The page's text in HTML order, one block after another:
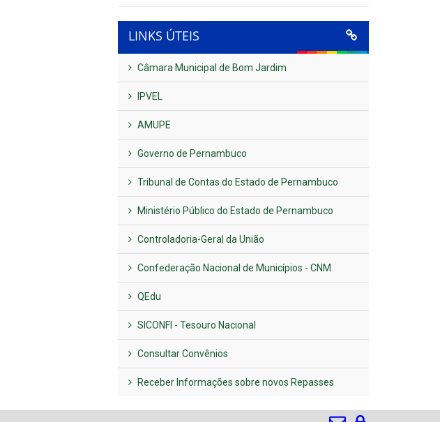
LINKS ÚTEIS
Câmara Municipal de Bom Jardim
IPVEL
AMUPE
Governo de Pernambuco
Tribunal de Contas do Estado de Pernambuco
Ministério Público do Estado de Pernambuco
Controladoria-Geral da União
Confederação Nacional de Municípios - CNM
QEdu
SICONFI - Tesouro Nacional
Consultar Convênios
Receber Informações sobre novos Repasses